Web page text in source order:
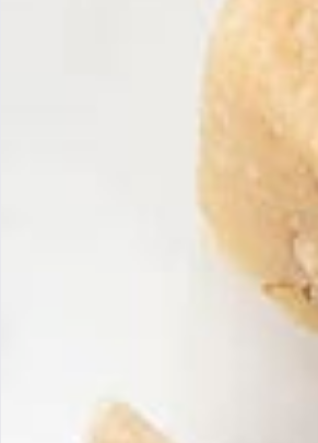
Turrons artisanaux fabriqués de façon
+33 5 40 07 07 65